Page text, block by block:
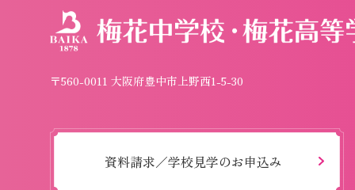
〒560-0011 大阪府豊中市上野西1-5-30
資料請求／学校見学のお申込み